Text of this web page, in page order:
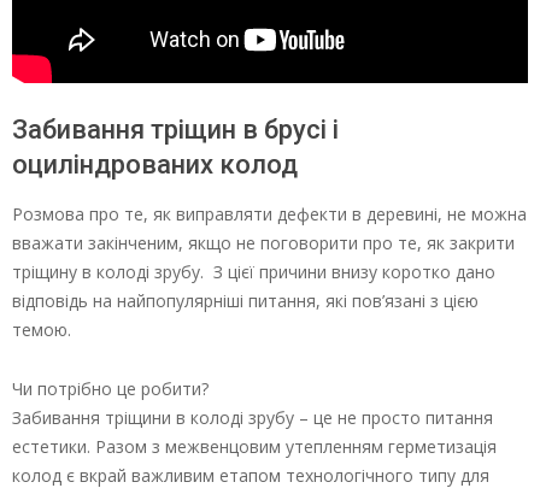
Забивання тріщин в брусі і
оциліндрованих колод
Розмова про те, як виправляти дефекти в деревині, не можна
вважати закінченим, якщо не поговорити про те, як закрити
тріщину в колоді зрубу. З цієї причини внизу коротко дано
відповідь на найпопулярніші питання, які пов’язані з цією
темою.
Чи потрібно це робити?
Забивання тріщини в колоді зрубу – це не просто питання
естетики. Разом з межвенцовим утепленням герметизація
колод є вкрай важливим етапом технологічного типу для